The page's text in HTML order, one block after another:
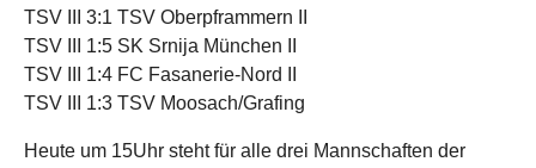
TSV III 3:1 TSV Oberpframmern II
TSV III 1:5 SK Srnija München II
TSV III 1:4 FC Fasanerie-Nord II
TSV III 1:3 TSV Moosach/Grafing
Heute um 15Uhr steht für alle drei Mannschaften der